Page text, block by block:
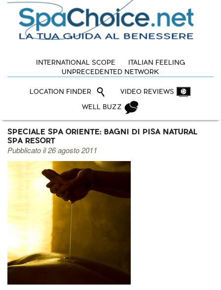
INTERNATIONAL SCOPE
ITALIAN FEELING
UNPRECEDENTED NETWORK
LOCATION FINDER VIDEO REVIEWS
WELL BUZZ
SPECIALE SPA ORIENTE: BAGNI DI PISA NATURAL
SPA RESORT
Pubblicato il 26 agosto 2011